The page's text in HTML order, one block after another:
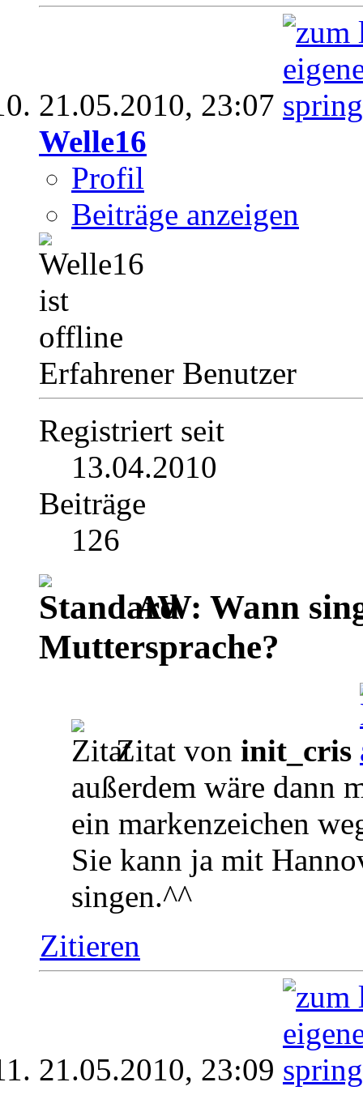
21.05.2010, 23:07
Welle16
Profil
Beiträge anzeigen
Erfahrener Benutzer
Registriert seit
13.04.2010
Beiträge
126
AW: Wann
Muttersprache?
Zitat von init_cris
außerdem wäre dann
ein markenzeichen
Sie kann ja mit
singen.^^
Zitieren
21.05.2010, 23:09